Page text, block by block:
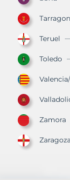
Teruel
Toledo
Valencia/
Zamora
Zaragoza